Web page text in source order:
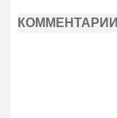
КОММЕНТАРИИ